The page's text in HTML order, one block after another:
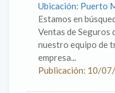
Ubicación: Puerto
Estamos en
Ventas de Seguros
nuestro equipo de
empresa...
Publicación: 10/